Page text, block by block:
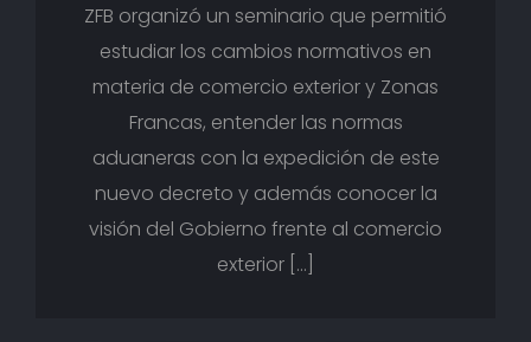
ZFB organizó un seminario que permitió
estudiar los cambios normativos en
materia de comercio exterior y Zonas
Francas, entender las normas
aduaneras con la expedición de este
nuevo decreto y además conocer la
visión del Gobierno frente al comercio
exterior […]